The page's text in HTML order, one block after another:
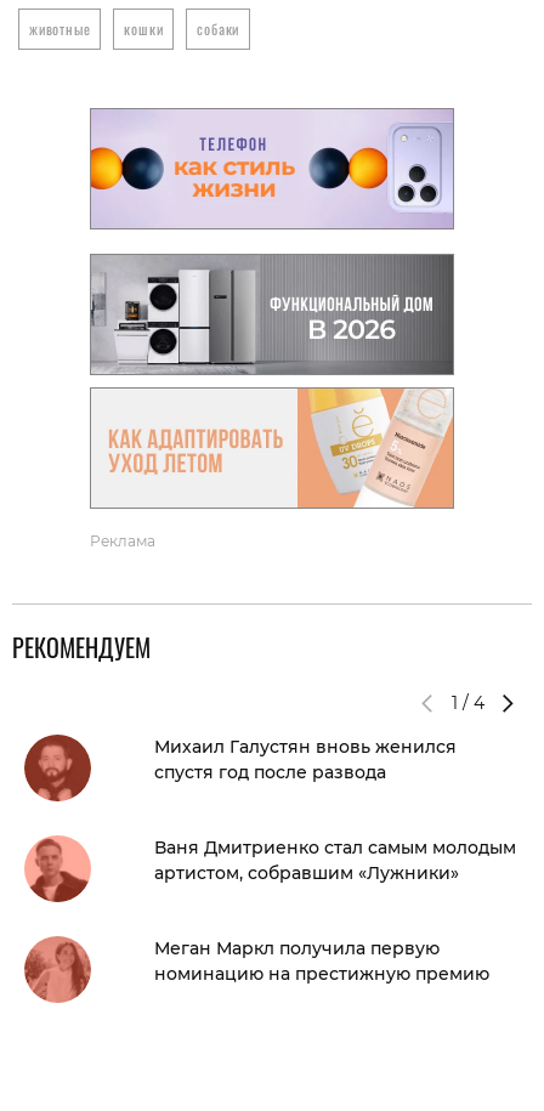
животные кошки собаки
Реклама
РЕКОМЕНДУЕМ
1 / 4
Михаил Галустян вновь женился
спустя год после развода
Ваня Дмитриенко стал самым молодым
артистом, собравшим «Лужники»
Меган Маркл получила первую
номинацию на престижную премию